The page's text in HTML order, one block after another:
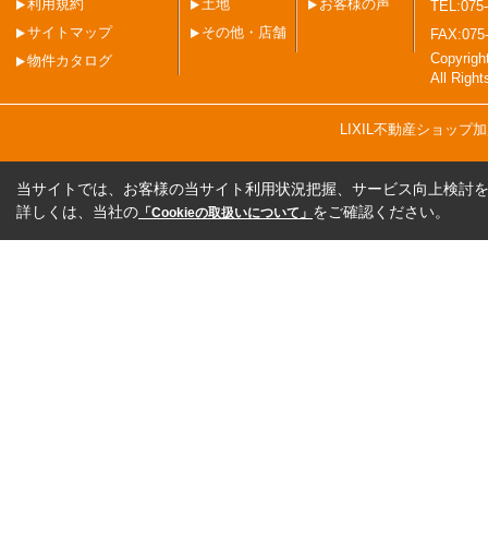
利用規約
サイトマップ
物件カタログ
土地
その他・店舗
お客様の声
All
LIXIL不動産ショップ
当サイトでは、お客様の当サイト利用状況把握、サービス向上検討
詳しくは、当社の 「Cookieの取扱いについて」 をご確認ください。